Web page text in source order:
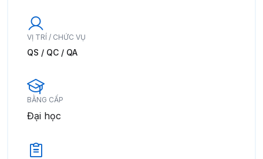
VỊ TRÍ / CHỨC VỤ
QS / QC / QA
BẰNG CẤP
Đại học